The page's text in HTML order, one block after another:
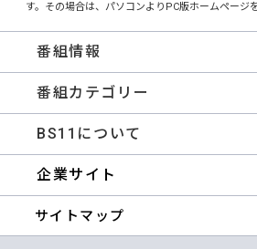
す。その場合は、パソコンよりPC版ホームページ
番組情報
番組カテゴリー
BS11について
企業サイト
サイトマップ